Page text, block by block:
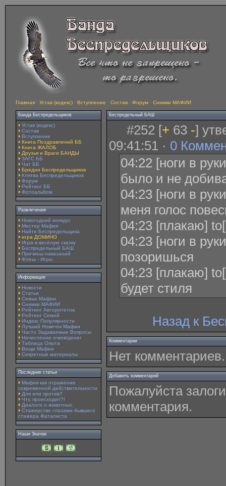
Главная · Устав (кодекс) · Вступление · Состав · Форум · Снимки МАФИИ
Банда Беспредельщиков
Устав (кодекс)
Состав
Вступление
Книга Поздравлений ББ
Книга ЖАЛОБ
Друзья и Враги БАНДЫ
ЗАГС ББ
Чат ББ
Бредни Беспредельщиков
Клятва Беспредельщиков
Форум
Рейтинг ББ
Фотоальбом
Развлечения
Новогодний конкурс
Мистер Мафия
Найти Беспредельщика
игра ДОМИНО
Игра в весёлую сказку
Беспредельный БАШ
Причины наказаний
Флеш - Игры
Информация
Новости
Статьи
Семьи Мафии
Снимки МАФИИ
Рейтинг Авторитетов
Рейтинг Семей
Индекс Популярности
Лучший Новичок Мафии
Часто Задаваемые Вопросы
Начисление очков/денег
Таблица Опыта
Вещи Мафии
Секретные материалы
Последние статьи
Мафия как отражение
современной действительности
Для или против?
Что происходит?!
Диалоги о животных.
Стажерство глазами бывшего
стажера Фаталиста
Наши Значки
Беспредельный БАШ
#252 [+ 63 -]
09:41:51 · 0
04:22 [ноги в
было и не
04:23 [ноги в
меня голос
04:23 [плакаю]
04:23 [ноги в
позоришься
04:23 [плакаю]
будет стиля
Назад к
Комментарии
Нет комментариев.
Добавить комментарий
Пожалуйста
комментария.